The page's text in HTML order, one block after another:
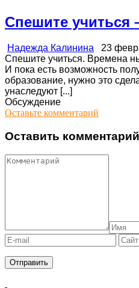
Спешите учиться
Надежда Калинина 23
Спешите учиться. Времена
И пока есть возможность
образование, нужно это
унаследуют [...]
Обсуждение
Оставьте комментарий
Оставить комментарий